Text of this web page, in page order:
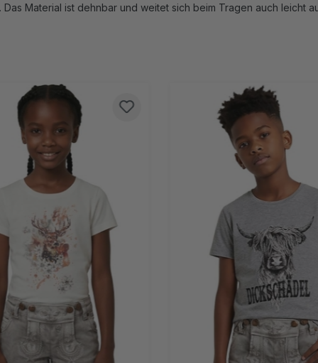
Material ist dehnbar und weitet sich beim Tragen auch leicht
98/104
122/128
146/152 158/164
86/92 98/104 110/116
134/140
146/152(Diese 158/